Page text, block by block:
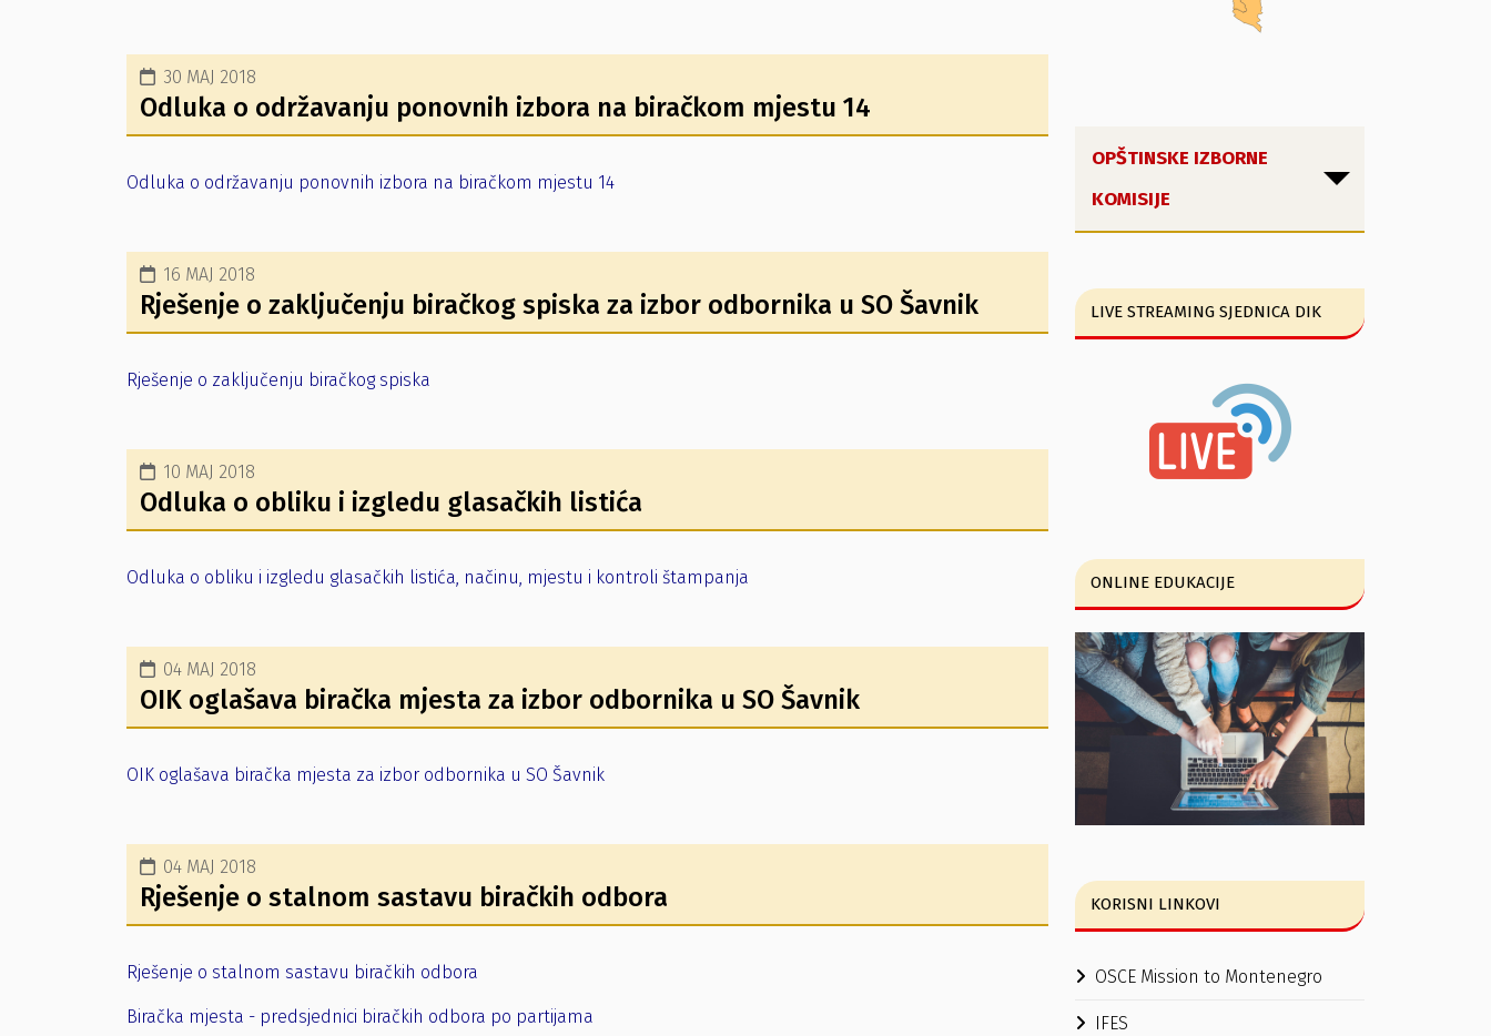
30 MAJ 2018
Odluka o održavanju ponovnih izbora na biračkom mjestu 14
Odluka o održavanju ponovnih izbora na biračkom mjestu 14
16 MAJ 2018
Rješenje o zaključenju biračkog spiska za izbor odbornika u SO Šavnik
Rješenje o zaključenju biračkog spiska
10 MAJ 2018
Odluka o obliku i izgledu glasačkih listića
Odluka o obliku i izgledu glasačkih listića, načinu, mjestu i kontroli štampanja
04 MAJ 2018
OIK oglašava biračka mjesta za izbor odbornika u SO Šavnik
OIK oglašava biračka mjesta za izbor odbornika u SO Šavnik
04 MAJ 2018
Rješenje o stalnom sastavu biračkih odbora
Rješenje o stalnom sastavu biračkih odbora
Biračka mjesta - predsjednici biračkih odbora po partijama
OPŠTINSKE IZBORNE
KOMISIJE
LIVE STREAMING SJEDNICA DIK
ONLINE EDUKACIJE
KORISNI LINKOVI
OSCE Mission to Montenegro
IFES